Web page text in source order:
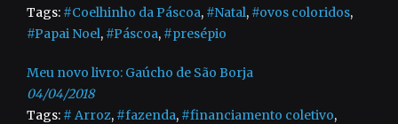
Tags: #Coelhinho da Páscoa, #Natal, #ovos coloridos,
#Papai Noel, #Páscoa, #presépio
Meu novo livro: Gaúcho de São Borja
04/04/2018
Tags: # Arroz, #fazenda, #financiamento coletivo,